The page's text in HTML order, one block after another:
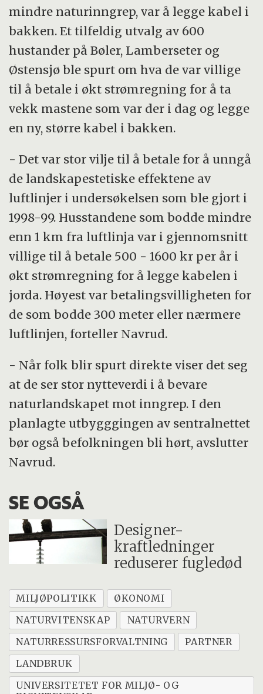
mindre naturinngrep, var å legge kabel i
bakken. Et tilfeldig utvalg av 600
hustander på Bøler, Lamberseter og
Østensjø ble spurt om hva de var villige
til å betale i økt strømregning for å ta
vekk mastene som var der i dag og legge
en ny, større kabel i bakken.
- Det var stor vilje til å betale for å unngå
de landskapestetiske effektene av
luftlinjer i undersøkelsen som ble gjort i
1998-99. Husstandene som bodde mindre
enn 1 km fra luftlinja var i gjennomsnitt
villige til å betale 500 - 1600 kr per år i
økt strømregning for å legge kabelen i
jorda. Høyest var betalingsvilligheten for
de som bodde 300 meter eller nærmere
luftlinjen, forteller Navrud.
- Når folk blir spurt direkte viser det seg
at de ser stor nytteverdi i å bevare
naturlandskapet mot inngrep. I den
planlagte utbygggingen av sentralnettet
bør også befolkningen bli hørt, avslutter
Navrud.
SE OGSÅ
Designer-
kraftledninger
reduserer fugledød
MILJØPOLITIKK
ØKONOMI
NATURVITENSKAP
NATURVERN
NATURRESSURSFORVALTNING
PARTNER
LANDBRUK
UNIVERSITETET FOR MILJØ- OG